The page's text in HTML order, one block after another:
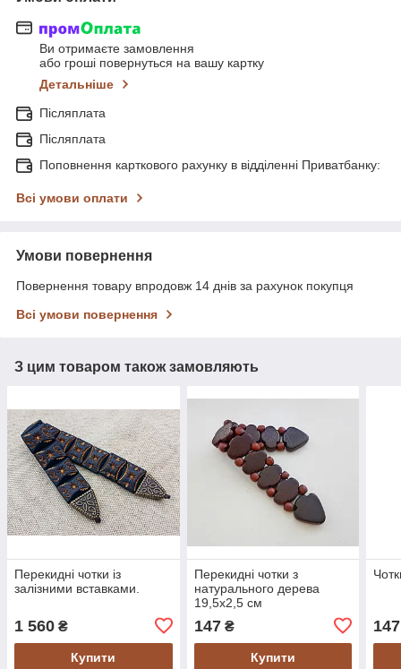
Ви отримаєте замовлення
або гроші повернуться на вашу картку
Детальніше
Післяплата
Післяплата
Поповнення карткового рахунку в відділенні Приватбанку:
Всі умови оплати
Умови повернення
Повернення товару впродовж 14 днів за рахунок покупця
Всі умови повернення
З цим товаром також замовляють
Перекидні чотки із
залізними вставками.
1 560 ₴
Купити
Перекидні чотки з
натурального дерева
19,5х2,5 см
147₴
Купити
147